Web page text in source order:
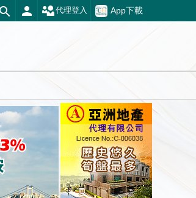
App下載
代理登入